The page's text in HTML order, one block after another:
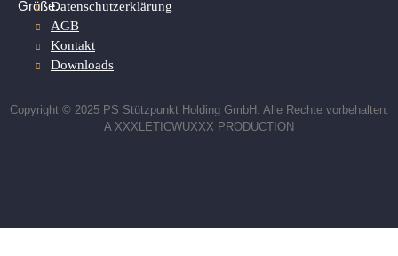
Größe.Datenschutzerklärung
AGB
Kontakt
Downloads
Copyright © 2025 PS Stützpunkt Holding GmbH. Alle Rechte vorbehalten.
A XXXLETICWUXXX PRODUCTION